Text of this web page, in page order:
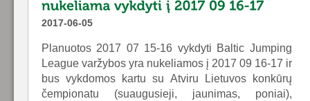
2017-06-05
Planuotos 2017 07 15-16 vykdyti Baltic Jumping
League varžybos yra nukeliamos į 2017 09 16-17 ir
bus vykdomos kartu su Atviru Lietuvos konkūrų
čempionatu (suaugusieji, jaunimas, poniai),